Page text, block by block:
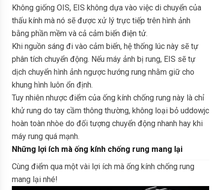
Không giống OIS, EIS không dựa vào việc di chuyển của
thấu kính mà nó sẽ được xử lý trực tiếp trên hình ảnh
bằng phần mềm và cả cảm biến điện tử.
Khi nguồn sáng đi vào cảm biến, hệ thống lúc này sẽ tự
phân tích chuyển động. Nếu máy ảnh bị rung, EIS sẽ tự
dịch chuyển hình ảnh ngược hướng rung nhằm giữ cho
khung hình luôn ổn định.
Tuy nhiên nhược điểm của ống kính chống rung này là chỉ
khử rung do tay cầm thông thường, không loại bỏ uddowjc
hoàn toàn nhòe do đối tượng chuyển động nhanh hay khi
máy rung quá mạnh.
Những lợi ích mà ống kính chống rung mang lại
Cùng điểm qua một vài lợi ích mà ống kính chống rung
mang lại nhé!